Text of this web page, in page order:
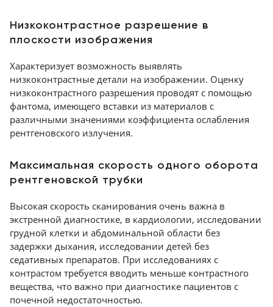
Низкоконтрастное разрешение в
плоскости изображения
Характеризует возможность выявлять
низкоконтрастные детали на изображении. Оценку
низкоконтрастного разрешения проводят с помощью
фантома, имеющего вставки из материалов с
различными значениями коэффициента ослабления
рентгеновского излучения.
Максимальная скорость одного оборота
рентгеновской трубки
Высокая скорость сканирования очень важна в
экстренной диагностике, в кардиологии, исследовании
грудной клетки и абдоминальной области без
задержки дыхания, исследовании детей без
седативных препаратов. При исследованиях с
контрастом требуется вводить меньше контрастного
вещества, что важно при диагностике пациентов с
почечной недостаточностью.